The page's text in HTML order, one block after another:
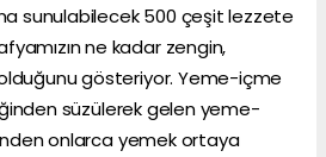
sunulabilecek 500 çeşit lezzete
ne kadar zengin,
gösteriyor. Yeme-içme
süzülerek gelen yeme-
onlarca yemek ortaya